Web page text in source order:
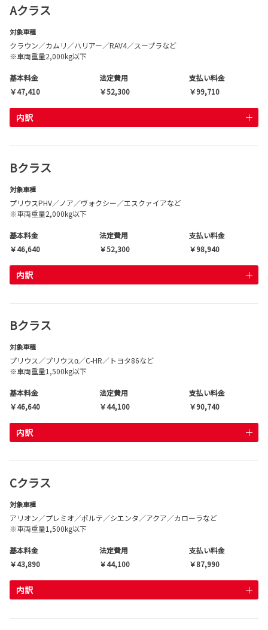
Aクラス
対象車種
クラウン／カムリ／ハリアー／RAV4／スープラなど
※車両重量2,000kg以下
基本料金
￥47,410
法定費用
￥52,300
支払い料金
￥99,710
内訳
Bクラス
対象車種
プリウスPHV／ノア／ヴォクシー／エスクァイアなど
※車両重量2,000kg以下
基本料金
￥46,640
法定費用
￥52,300
支払い料金
￥98,940
内訳
Bクラス
対象車種
プリウス／プリウスα／C-HR／トヨタ86など
※車両重量1,500kg以下
基本料金
￥46,640
法定費用
￥44,100
支払い料金
￥90,740
内訳
Cクラス
対象車種
アリオン／プレミオ／ポルテ／シエンタ／アクア／カローラなど
※車両重量1,500kg以下
基本料金
￥43,890
法定費用
￥44,100
支払い料金
￥87,990
内訳